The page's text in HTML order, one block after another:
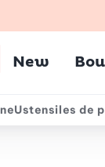
Menu
New
Ustensiles de